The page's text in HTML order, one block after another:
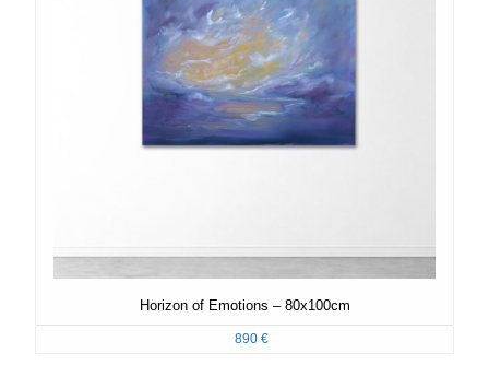
Horizon of Emotions – 80x100cm
890 €